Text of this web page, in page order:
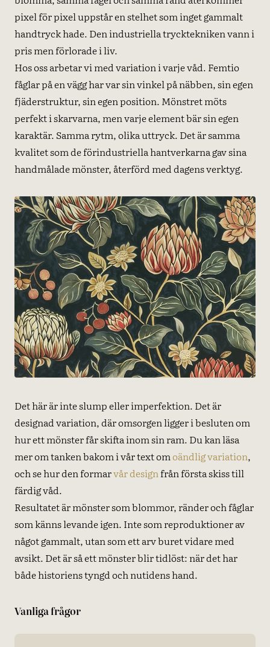
pixel för pixel uppstår en stelhet som inget gammalt
handtryck hade. Den industriella trycktekniken vann i
pris men förlorade i liv.
Hos oss arbetar vi med variation i varje våd. Femtio
fåglar på en vägg har var sin vinkel på näbben, sin egen
fjäderstruktur, sin egen position. Mönstret möts
perfekt i skarvarna, men varje element bär sin egen
karaktär. Samma rytm, olika uttryck. Det är samma
kvalitet som de förindustriella hantverkarna gav sina
handmålade mönster, återförd med dagens verktyg.
Det här är inte slump eller imperfektion. Det är
designad variation, där omsorgen ligger i besluten om
hur ett mönster får skifta inom sin ram. Du kan läsa
mer om tanken bakom i vår text omoändlig variation,
och se hur den formarvår designfrån första skiss till
färdig våd.
Resultatet är mönster som blommor, ränder och fåglar
som känns levande igen. Inte som reproduktioner av
något gammalt, utan som ett arv buret vidare med
avsikt. Det är så ett mönster blir tidlöst: när det har
både historiens tyngd och nutidens hand.
Vanliga frågor